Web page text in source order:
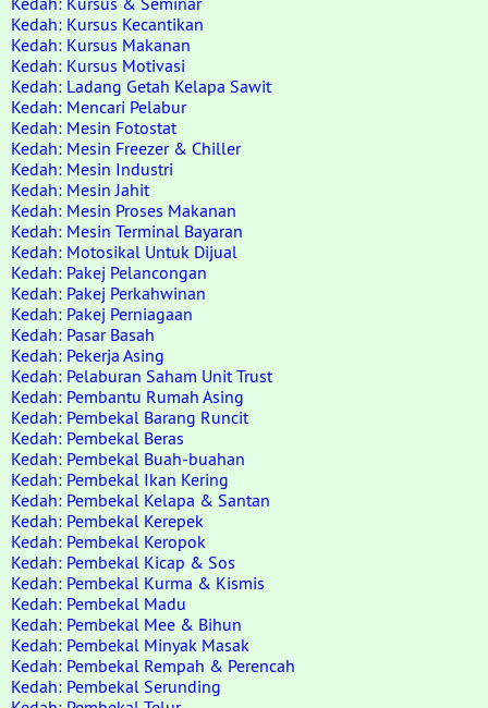
Kedah: Kursus Kecantikan
Kedah: Kursus Makanan
Kedah: Kursus Motivasi
Kedah: Ladang Getah Kelapa Sawit
Kedah: Mencari Pelabur
Kedah: Mesin Fotostat
Kedah: Mesin Freezer & Chiller
Kedah: Mesin Industri
Kedah: Mesin Jahit
Kedah: Mesin Proses Makanan
Kedah: Mesin Terminal Bayaran
Kedah: Motosikal Untuk Dijual
Kedah: Pakej Pelancongan
Kedah: Pakej Perkahwinan
Kedah: Pakej Perniagaan
Kedah: Pasar Basah
Kedah: Pekerja Asing
Kedah: Pelaburan Saham Unit Trust
Kedah: Pembantu Rumah Asing
Kedah: Pembekal Barang Runcit
Kedah: Pembekal Beras
Kedah: Pembekal Buah-buahan
Kedah: Pembekal Ikan Kering
Kedah: Pembekal Kelapa & Santan
Kedah: Pembekal Kerepek
Kedah: Pembekal Keropok
Kedah: Pembekal Kicap & Sos
Kedah: Pembekal Kurma & Kismis
Kedah: Pembekal Madu
Kedah: Pembekal Mee & Bihun
Kedah: Pembekal Minyak Masak
Kedah: Pembekal Rempah & Perencah
Kedah: Pembekal Serunding